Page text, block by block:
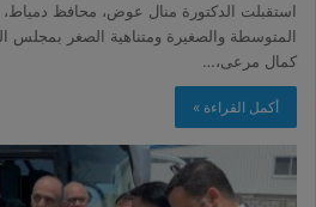
استقبلت الدكتورة منال عوض، محافظ
المتوسطة والصغيرة ومتناهية الصغر بمجلس
كمال مرعى،…
أكمل القراءة »